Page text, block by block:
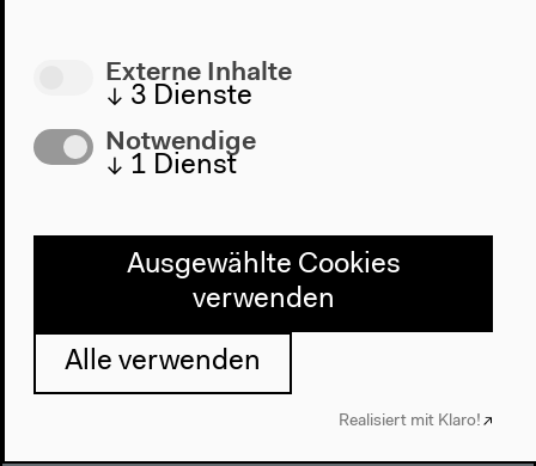
Datenschutzeinstellungen
Datenschutzerklärung
Haus der Kulturen der Welt
John-Foster-Dulles-Allee 10, 10557
Externe Inhalte
↓ 3 Dienste
Notwendige
↓ 1 Dienst
Ausgewählte Cookies
verwenden
Alle verwenden
Realisiert mit Klaro!